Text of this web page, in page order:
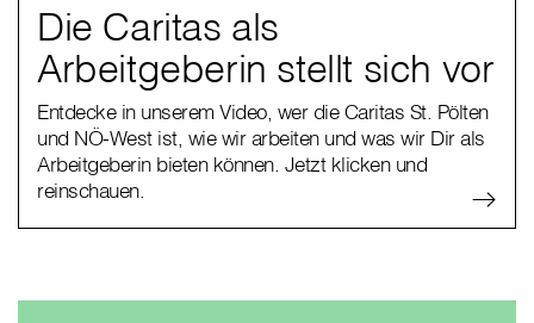
Die Caritas als
Arbeitgeberin stellt sich vor
Entdecke in unserem Video, wer die Caritas St. Pölten
und NÖ-West ist, wie wir arbeiten und was wir Dir als
Arbeitgeberin bieten können. Jetzt klicken und
reinschauen.